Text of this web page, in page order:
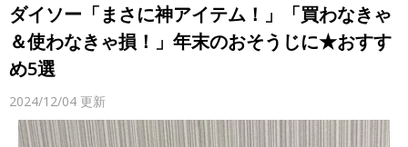
ダイソー「まさに神アイテム！」「買わなきゃ
＆使わなきゃ損！」年末のおそうじに★おすす
め5選
2024/12/04 更新